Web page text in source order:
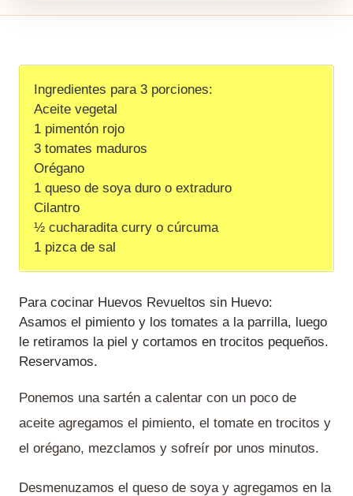
Ingredientes para 3 porciones:
Aceite vegetal
1 pimentón rojo
3 tomates maduros
Orégano
1 queso de soya duro o extraduro
Cilantro
½ cucharadita curry o cúrcuma
1 pizca de sal
Para cocinar Huevos Revueltos sin Huevo:
Asamos el pimiento y los tomates a la parrilla, luego
le retiramos la piel y cortamos en trocitos pequeños.
Reservamos.
Ponemos una sartén a calentar con un poco de
aceite agregamos el pimiento, el tomate en trocitos y
el orégano, mezclamos y sofreír por unos minutos.
Desmenuzamos el queso de soya y agregamos en la